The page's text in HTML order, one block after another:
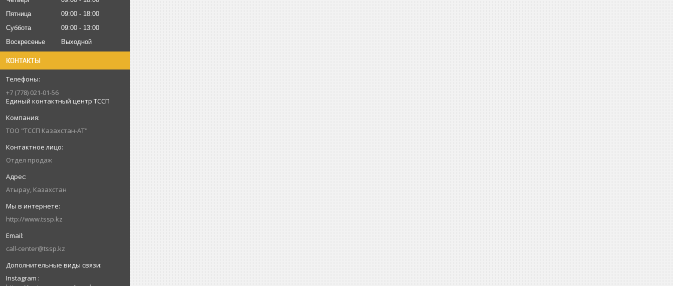
Пятница
09:00
18:00
Суббота
09:00
13:00
Воскресенье
Выходной
КОНТАКТЫ
+7 (778) 021-01-56
Единый контактный центр ТССП
ТОО "ТССП Казахстан-АТ"
Отдел продаж
Атырау, Казахстан
http://www.tssp.kz
call-center@tssp.kz
Instagram